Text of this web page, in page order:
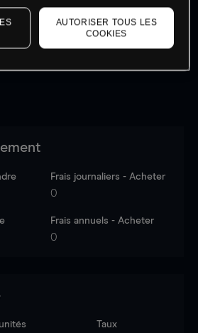
du marché.Log into see latest
market data
Frais journaliers - Acheter
0
Frais annuels - Acheter
0
Taux
AUTORISER TOUS LES
COOKIES